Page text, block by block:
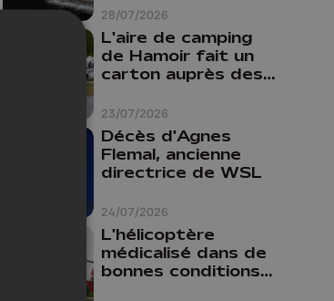
28/07/2026
budget pour le
faire
23/07/2026
L'aire de camping
de Hamoir fait un
carton auprès des
24/07/2026
Décès d'Agnes
Flemal, ancienne
directrice de WSL
L'hélicoptère
médicalisé dans de
bonnes conditions à